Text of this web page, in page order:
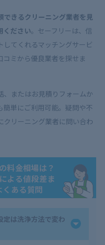
できるクリーニング業者を見
ください。セーフリーは、信
てくれるマッチングサービ
コミから優良業者を探せま
またはお見積りフォームか
簡単にご利用可能。疑問や不
クリーニング業者に問い合わ
料金相場は？
よる値段差ま
ある質問
定は洗浄方法で変わ